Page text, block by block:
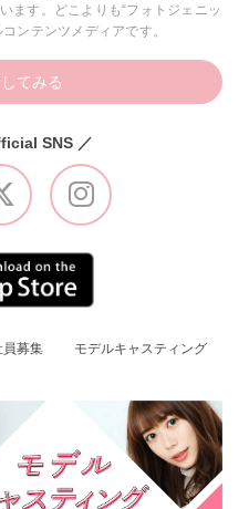
ます。どこよりも“フォトジェニッ
ンテンツメディアです。
てみる
SNS ／
員募集 モデルキャスティング